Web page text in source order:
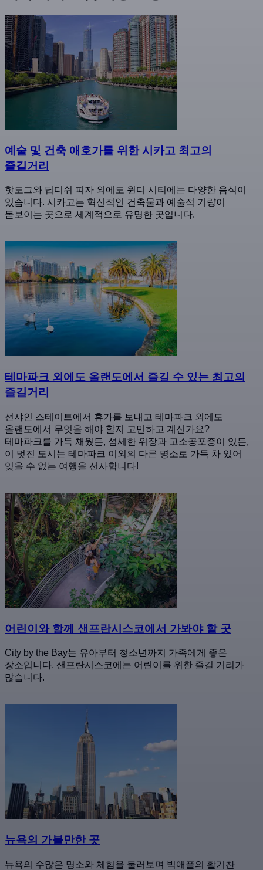
예술 및 건축 애호가를 위한 시카고 최고의
즐길거리
핫도그와 딥디쉬 피자 외에도 윈디 시티에는 다양한 음식이
있습니다. 시카고는 혁신적인 건축물과 예술적 기량이
돋보이는 곳으로 세계적으로 유명한 곳입니다.
테마파크 외에도 올랜도에서 즐길 수 있는 최고의
즐길거리
선샤인 스테이트에서 휴가를 보내고 테마파크 외에도
올랜도에서 무엇을 해야 할지 고민하고 계신가요?
테마파크를 가득 채웠든, 섬세한 위장과 고소공포증이 있든,
이 멋진 도시는 테마파크 이외의 다른 명소로 가득 차 있어
잊을 수 없는 여행을 선사합니다!
어린이와 함께 샌프란시스코에서 가봐야 할 곳
City by the Bay는 유아부터 청소년까지 가족에게 좋은
장소입니다. 샌프란시스코에는 어린이를 위한 즐길 거리가
많습니다.
뉴욕의 가볼만한 곳
뉴욕의 수많은 명소와 체험을 둘러보며 빅애플의 활기찬